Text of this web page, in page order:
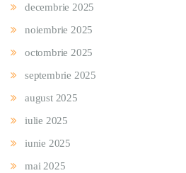
decembrie 2025
noiembrie 2025
octombrie 2025
septembrie 2025
august 2025
iulie 2025
iunie 2025
mai 2025